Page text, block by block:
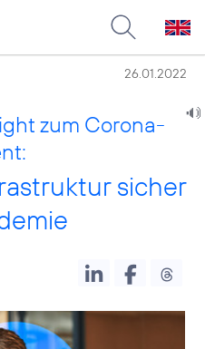
26.01.2022
zum Corona-
sicher